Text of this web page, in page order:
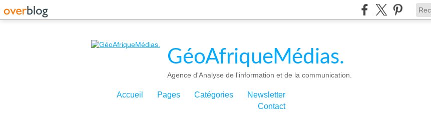
GéoAfriqueMédias.
Agence d'Analyse de l'information et de la communication.
Accueil Pages Catégories
Newsletter
Contact